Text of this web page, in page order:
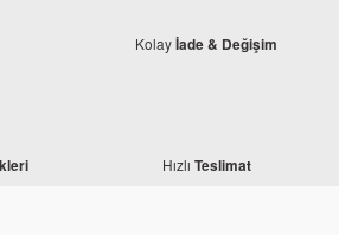
Kolayİade & Değişim
Hızlı Teslimat